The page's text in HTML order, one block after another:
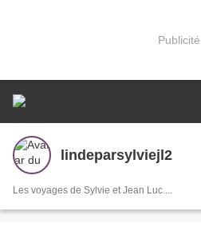
Publicité
lindeparsylviejl2
Les voyages de Sylvie et Jean Luc....